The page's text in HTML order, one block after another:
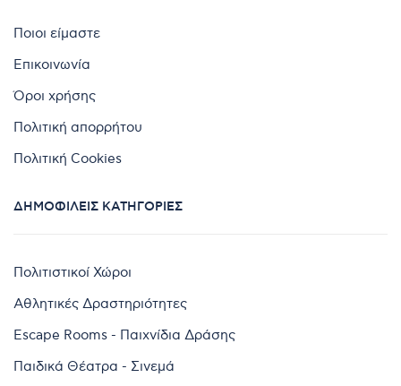
Ποιοι είμαστε
Επικοινωνία
Όροι χρήσης
Πολιτική απορρήτου
Πολιτική Cookies
ΔΗΜΟΦΙΛΕΊΣ ΚΑΤΗΓΟΡΊΕΣ
Πολιτιστικοί Χώροι
Αθλητικές Δραστηριότητες
Escape Rooms - Παιχνίδια Δράσης
Παιδικά Θέατρα - Σινεμά